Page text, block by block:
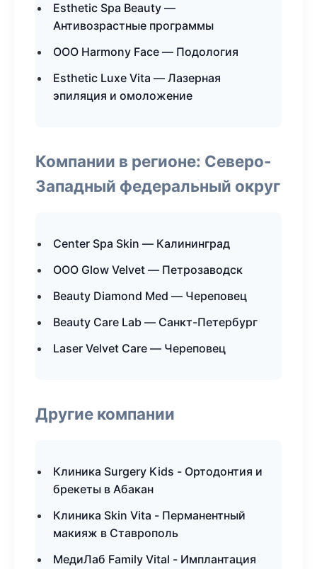
Esthetic Spa Beauty —
Антивозрастные программы
ООО Harmony Face — Подология
Esthetic Luxe Vita — Лазерная
эпиляция и омоложение
Компании в регионе: Северо-
Западный федеральный округ
Center Spa Skin — Калининград
ООО Glow Velvet — Петрозаводск
Beauty Diamond Med — Череповец
Beauty Care Lab — Санкт-Петербург
Laser Velvet Care — Череповец
Другие компании
Клиника Surgery Kids - Ортодонтия и
брекеты в Абакан
Клиника Skin Vita - Перманентный
макияж в Ставрополь
МедиЛаб Family Vital - Имплантация